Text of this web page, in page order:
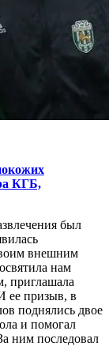
КГБ,
был
внешним
нам
приглашала
ее призыв, в
поднялись двое
и помогал
ним последовал